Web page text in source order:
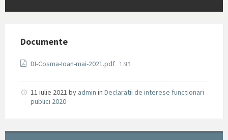
Documente
DI-Cosma-Ioan-mai-2021.pdf File
1 MB
11 iulie 2021 by admin in Declaratii de interese functionari
publici 2020